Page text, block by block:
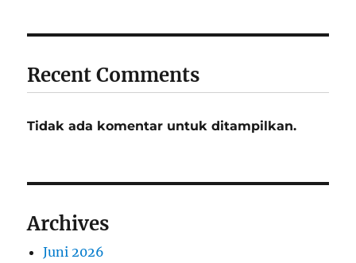
Recent Comments
Tidak ada komentar untuk ditampilkan.
Archives
Juni 2026